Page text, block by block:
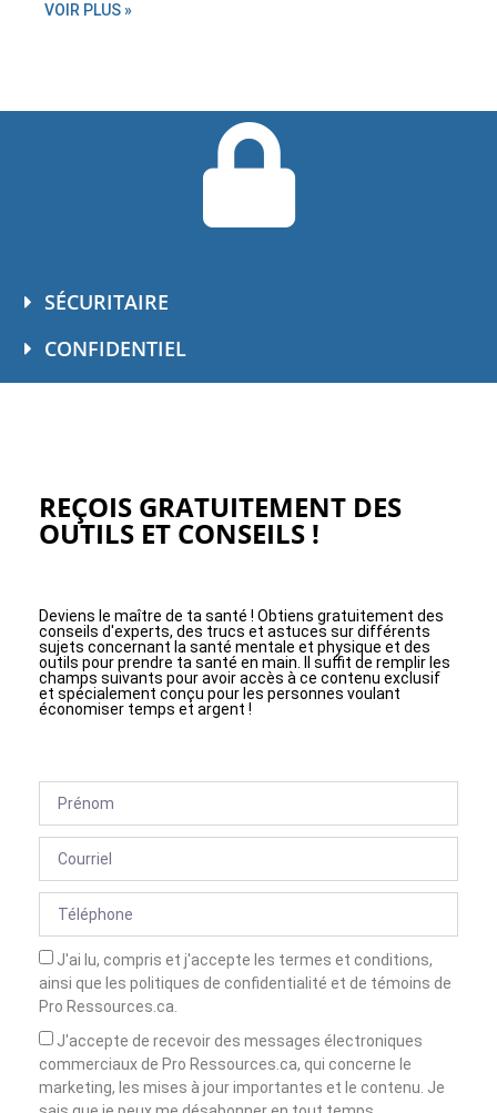
VOIR PLUS »
SÉCURITAIRE
CONFIDENTIEL
REÇOIS GRATUITEMENT DES
OUTILS ET CONSEILS !
Deviens le maître de ta santé ! Obtiens gratuitement des
conseils d'experts, des trucs et astuces sur différents
sujets concernant la santé mentale et physique et des
outils pour prendre ta santé en main. Il suffit de remplir les
champs suivants pour avoir accès à ce contenu exclusif
et spécialement conçu pour les personnes voulant
économiser temps et argent !
J'ai lu, compris et j'accepte les termes et conditions,
ainsi que les politiques de confidentialité et de témoins de
Pro Ressources.ca.
J'accepte de recevoir des messages électroniques
commerciaux de Pro Ressources.ca, qui concerne le
marketing, les mises à jour importantes et le contenu. Je